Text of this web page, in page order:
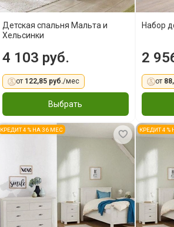
Детская спальня Мальта и
Хельсинки
4 103 руб.
от 122,85 руб./мес
Выбрать
Набор
2
от
КРЕДИТ 4 % НА 36 МЕС КРЕДИТ 4